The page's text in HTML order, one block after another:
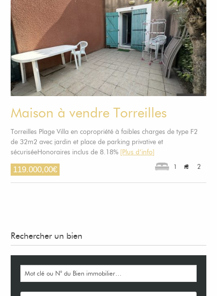
Maison à vendre Torreilles
Torreilles Plage Villa en copropriété à faibles charges de type F2
de 32m2 avec jardin et place de parking privative et
sécuriséeHonoraires inclus de 8.18% [Plus d’info]
1 2
119.000,00€
Rechercher un bien